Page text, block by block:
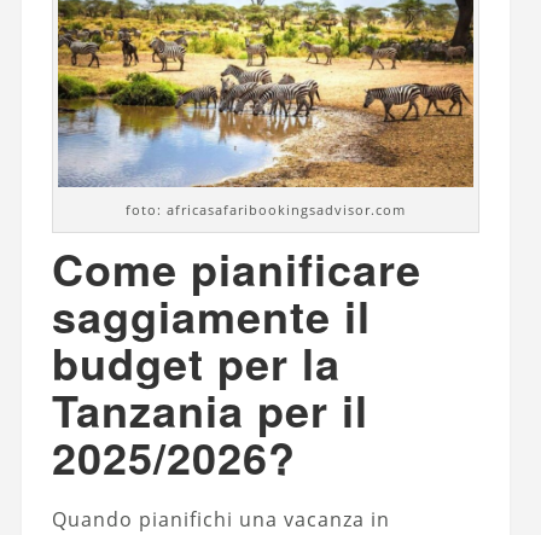
foto: africasafaribookingsadvisor.com
Come pianificare
saggiamente il
budget per la
Tanzania per il
2025/2026?
Quando pianifichi una vacanza in